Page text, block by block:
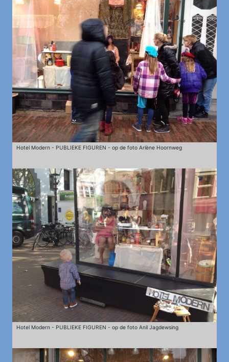
Hotel Modern - PUBLIEKE FIGUREN - op de foto Arlène Hoornweg
Hotel Modern - PUBLIEKE FIGUREN - op de foto Anil Jagdewsing